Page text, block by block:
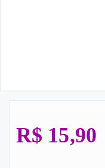
R$ 15,90